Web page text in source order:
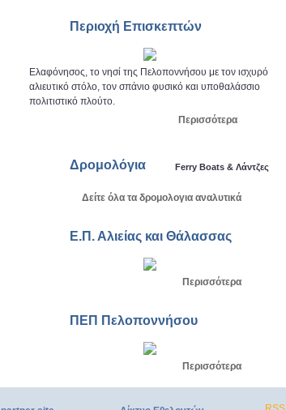
Περιοχή Επισκεπτών
Ελαφόνησος, το νησί της Πελοποννήσου με τον ισχυρό
αλιευτικό στόλο, τον σπάνιο φυσικό και υποθαλάσσιο
πολιτιστικό πλούτο.
Περισσότερα
Δρομολόγια Ferry Boats & Λάντζες
Δείτε όλα τα δρομολογια αναλυτικά
Ε.Π. Αλιείας και Θάλασσας
Περισσότερα
ΠΕΠ Πελοποννήσου
Περισσότερα